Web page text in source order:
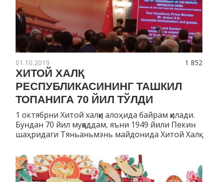
1 852
01.10.2019
ХИТОЙ ХАЛҚ
РЕСПУБЛИКАСИНИНГ ТАШКИЛ
ТОПАНИГА 70 ЙИЛ ТЎЛДИ
1 октябрни Хитой халқи алоҳида байрам қилади.
Бундан 70 йил муқаддам, яъни 1949 йили Пекин
шаҳридаги Тяньаньмэнь майдонида Хитой Халқ